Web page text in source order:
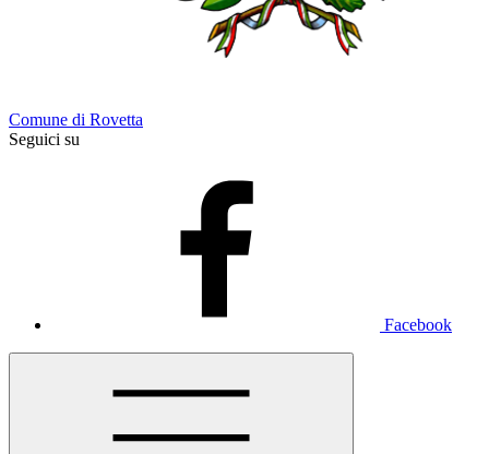
Comune di Rovetta
Seguici su
Facebook